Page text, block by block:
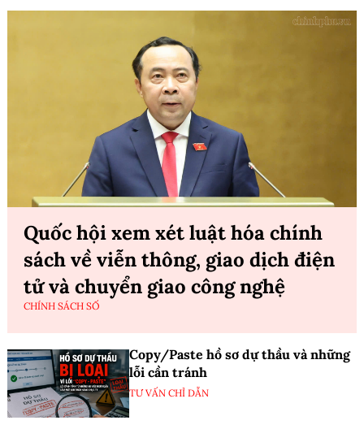
Quốc hội xem xét luật hóa chính
sách về viễn thông, giao dịch điện
tử và chuyển giao công nghệ
CHÍNH SÁCH SỐ
Copy/Paste hồ sơ dự thầu và những
lỗi cần tránh
TƯ VẤN CHỈ DẪN